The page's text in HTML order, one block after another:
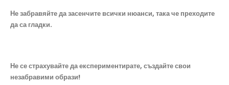
Не забравяйте да засенчите всички нюанси, така че преходите
да са гладки.
Не се страхувайте да експериментирате, създайте свои
незабравими образи!